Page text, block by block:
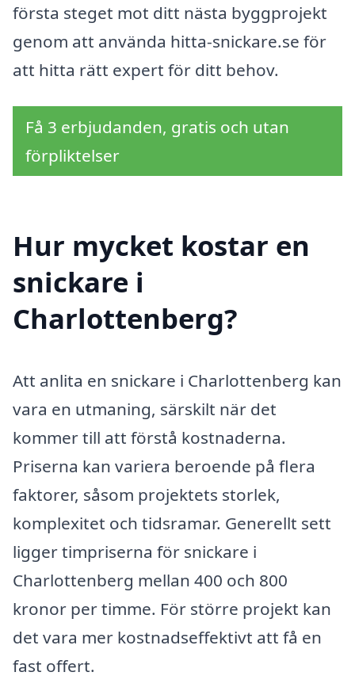
första steget mot ditt nästa byggprojekt
genom att använda hitta-snickare.se för
att hitta rätt expert för ditt behov.
Få 3 erbjudanden, gratis och utan
förpliktelser
Hur mycket kostar en
snickare i
Charlottenberg?
Att anlita en snickare i Charlottenberg kan
vara en utmaning, särskilt när det
kommer till att förstå kostnaderna.
Priserna kan variera beroende på flera
faktorer, såsom projektets storlek,
komplexitet och tidsramar. Generellt sett
ligger timpriserna för snickare i
Charlottenberg mellan 400 och 800
kronor per timme. För större projekt kan
det vara mer kostnadseffektivt att få en
fast offert.